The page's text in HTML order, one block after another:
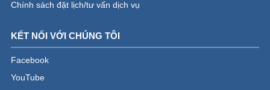
Chính sách đặt lịch/tư vấn dịch vụ
KẾT NỐI VỚI CHÚNG TÔI
Facebook
YouTube